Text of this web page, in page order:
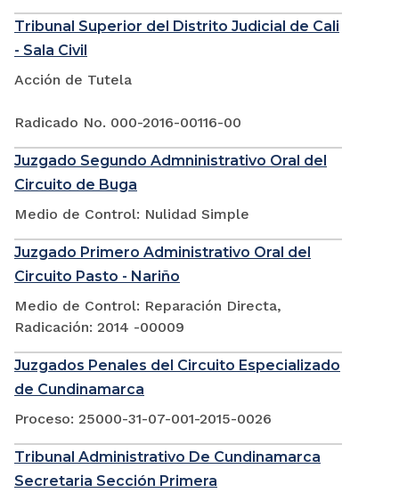
Tribunal Superior del Distrito Judicial de Cali
- Sala Civil
Acción de Tutela
Radicado No. 000-2016-00116-00
Juzgado Segundo Admninistrativo Oral del
Circuito de Buga
Medio de Control: Nulidad Simple
Juzgado Primero Administrativo Oral del
Circuito Pasto - Nariño
Medio de Control: Reparación Directa,
Radicación: 2014 -00009
Juzgados Penales del Circuito Especializado
de Cundinamarca
Proceso: 25000-31-07-001-2015-0026
Tribunal Administrativo De Cundinamarca
Secretaria Sección Primera